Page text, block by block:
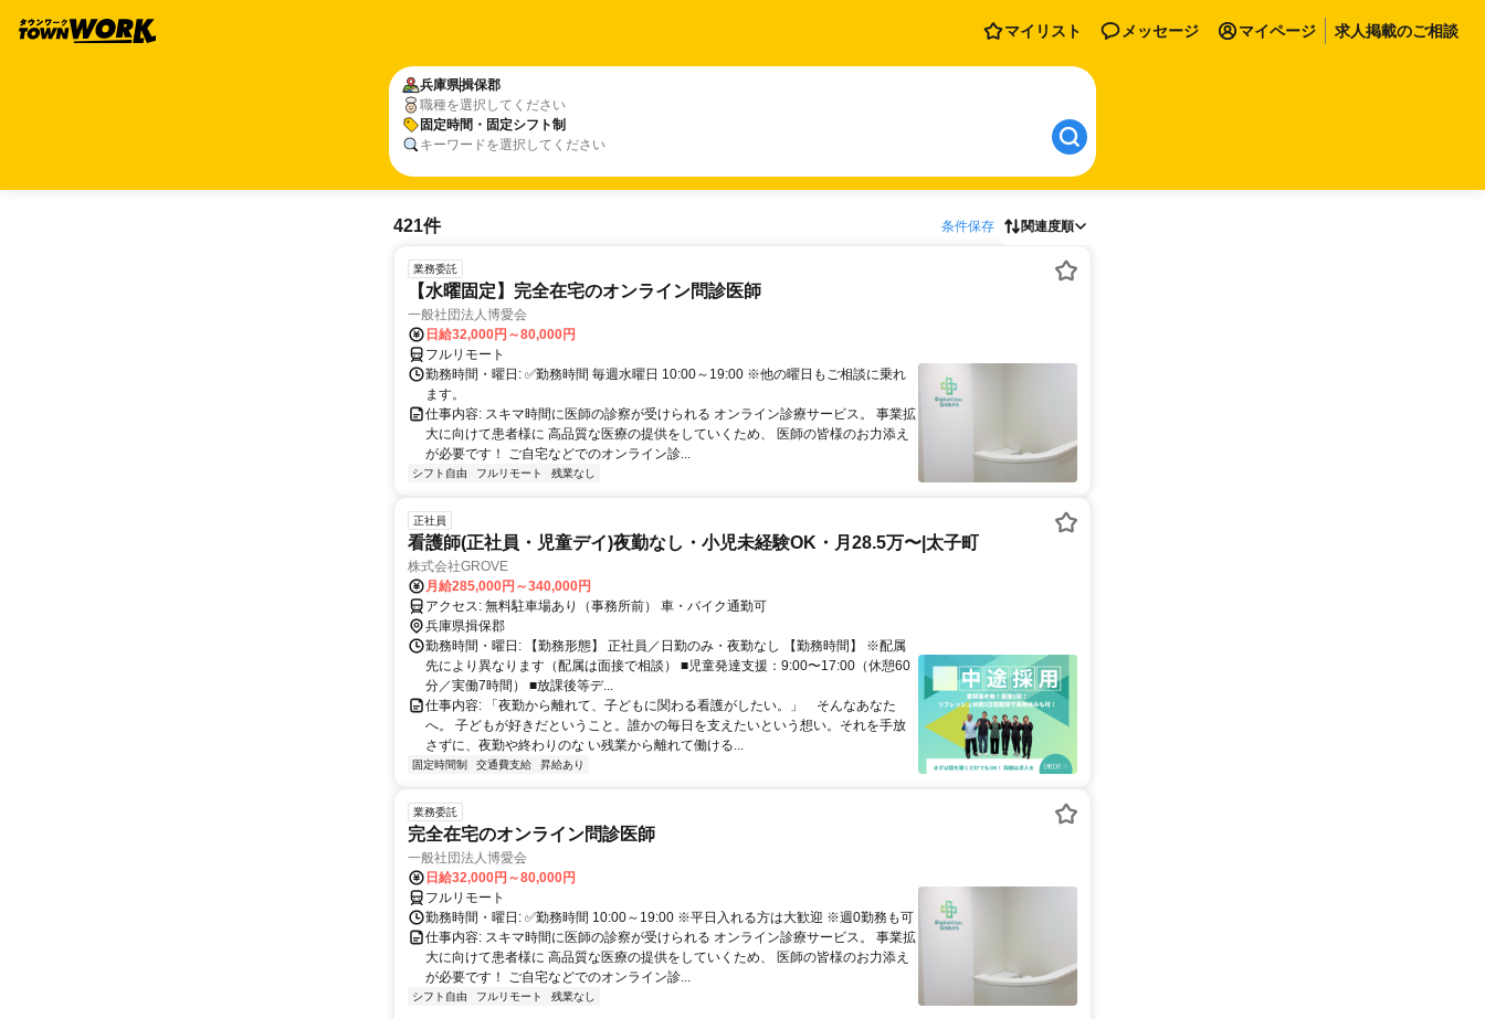
マイリスト メッセージ マイページ 求人掲載のご相談
兵庫県揖保郡
職種を選択してください
固定時間・固定シフト制
キーワードを選択してください
421件 条件保存 関連度順
業務委託
【水曜固定】完全在宅のオンライン問診医師
一般社団法人博愛会
日給32,000円～80,000円
フルリモート
勤務時間・曜日: ✅勤務時間 毎週水曜日 10:00～19:00 ※他の曜日もご相談に乗れ
ます。
仕事内容: スキマ時間に医師の診察が受けられる オンライン診療サービス。 事業拡
大に向けて患者様に 高品質な医療の提供をしていくため、 医師の皆様のお力添え
が必要です！ ご自宅などでのオンライン診...
シフト自由 フルリモート 残業なし
正社員
看護師(正社員・児童デイ)夜勤なし・小児未経験OK・月28.5万〜|太子町
株式会社GROVE
月給285,000円～340,000円
アクセス: 無料駐車場あり（事務所前） 車・バイク通勤可
兵庫県揖保郡
勤務時間・曜日: 【勤務形態】 正社員／日勤のみ・夜勤なし 【勤務時間】 ※配属
先により異なります（配属は面接で相談） ■児童発達支援：9:00〜17:00（休憩60
分／実働7時間） ■放課後等デ...
仕事内容: 「夜勤から離れて、子どもに関わる看護がしたい。」 そんなあなた
へ。 子どもが好きだということ。誰かの毎日を支えたいという想い。それを手放
さずに、夜勤や終わりのな い残業から離れて働ける...
固定時間制 交通費支給 昇給あり
業務委託
完全在宅のオンライン問診医師
一般社団法人博愛会
日給32,000円～80,000円
フルリモート
勤務時間・曜日: ✅勤務時間 10:00～19:00 ※平日入れる方は大歓迎 ※週0勤務も可
仕事内容: スキマ時間に医師の診察が受けられる オンライン診療サービス。 事業拡
大に向けて患者様に 高品質な医療の提供をしていくため、 医師の皆様のお力添え
が必要です！ ご自宅などでのオンライン診...
シフト自由 フルリモート 残業なし